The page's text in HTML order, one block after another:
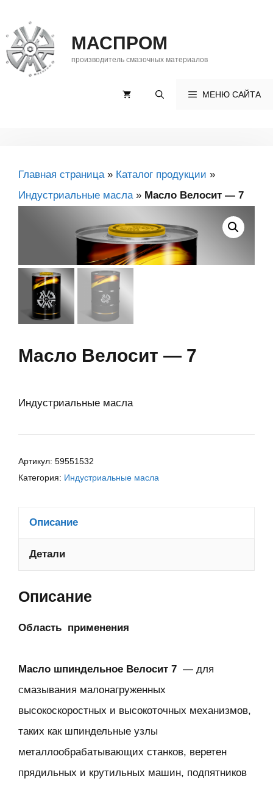
содержимому
МАСПРОМ
производитель смазочных материалов
МЕНЮ САЙТА
Главная страница» Каталог продукции »
Индустриальные масла» Масло Велосит — 7
Масло Велосит — 7
Индустриальные масла
Артикул: 59551532
Категория: Индустриальные масла
Описание
Детали
Описание
Область применения
Масло шпиндельное Велосит 7 — для
смазывания малонагруженных
высокоскоростных и высокоточных механизмов,
таких как шпиндельные узлы
металлообрабатывающих станков, веретен
прядильных и крутильных машин, подпятников